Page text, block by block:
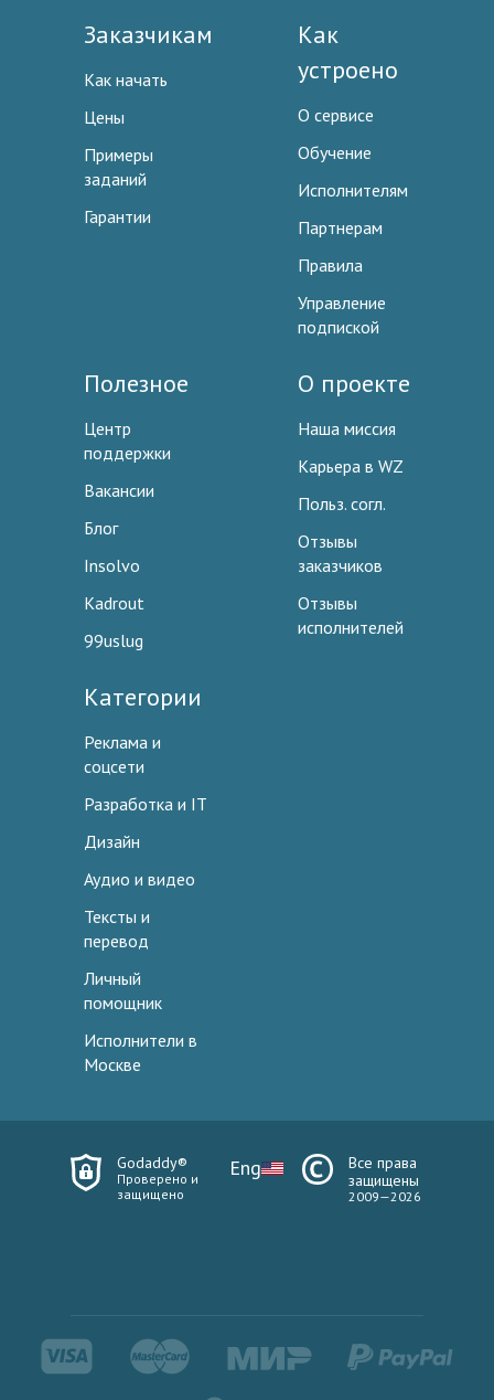
Заказчикам
Как начать
Цены
Примеры
заданий
Гарантии
Как
устроено
О сервисе
Обучение
Исполнителям
Партнерам
Правила
Управление
подпиской
Полезное
Центр
поддержки
Вакансии
Блог
Insolvo
Kadrout
99uslug
О проекте
Наша миссия
Карьера в WZ
Польз. согл.
Отзывы
заказчиков
Отзывы
исполнителей
Категории
Реклама и
соцсети
Разработка и IT
Дизайн
Аудио и видео
Тексты и
перевод
Личный
помощник
Исполнители в
Москве
Godaddy®
Проверено и
защищено
Eng
Все права
защищены
2009—2026